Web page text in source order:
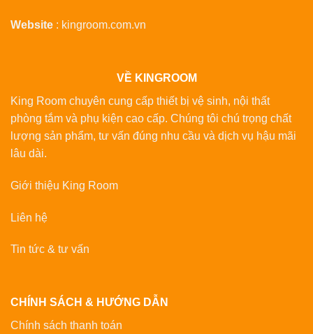
Website : kingroom.com.vn
VỀ KINGROOM
King Room chuyên cung cấp thiết bị vệ sinh, nội thất
phòng tắm và phụ kiện cao cấp. Chúng tôi chú trọng chất
lượng sản phẩm, tư vấn đúng nhu cầu và dịch vụ hậu mãi
lâu dài.
Giới thiệu King Room
Liên hệ
Tin tức & tư vấn
CHÍNH SÁCH & HƯỚNG DẪN
Chính sách thanh toán